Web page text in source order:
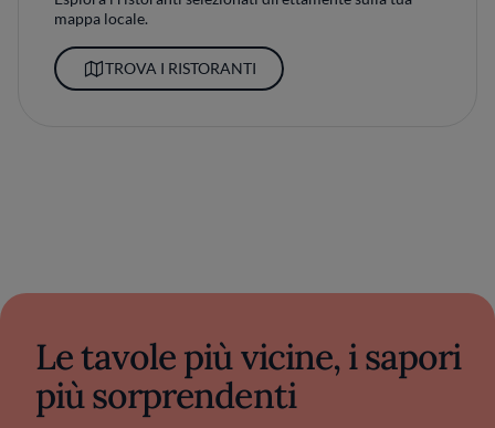
mappa locale.
TROVA I RISTORANTI
Le tavole più vicine, i sapori
più sorprendenti